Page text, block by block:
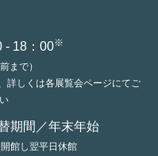
- 18：00※
まで）
詳しくは各展覧会ページにてご
期間／年末年始
館し翌平日休館